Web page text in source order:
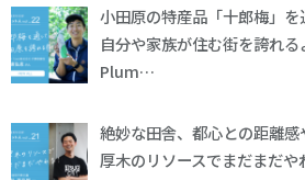
小田原の特産品「十郎梅」を
自分や家族が住む街を誇れる
Plum…
絶妙な田舎、都心との距離感
厚木のリソースでまだまだや